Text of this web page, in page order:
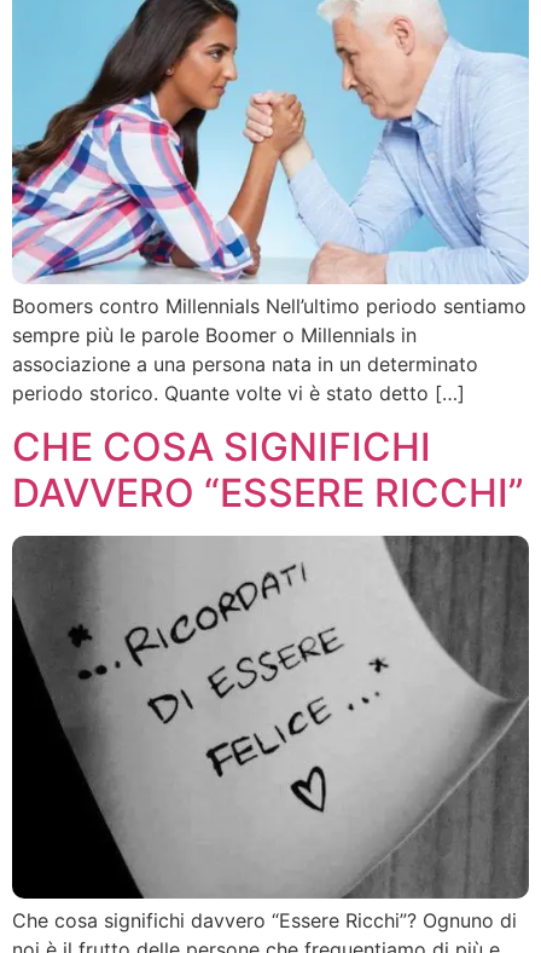
Boomers contro Millennials Nell’ultimo periodo sentiamo
sempre più le parole Boomer o Millennials in
associazione a una persona nata in un determinato
periodo storico. Quante volte vi è stato detto […]
CHE COSA SIGNIFICHI
DAVVERO “ESSERE RICCHI”
Che cosa significhi davvero “Essere Ricchi”? Ognuno di